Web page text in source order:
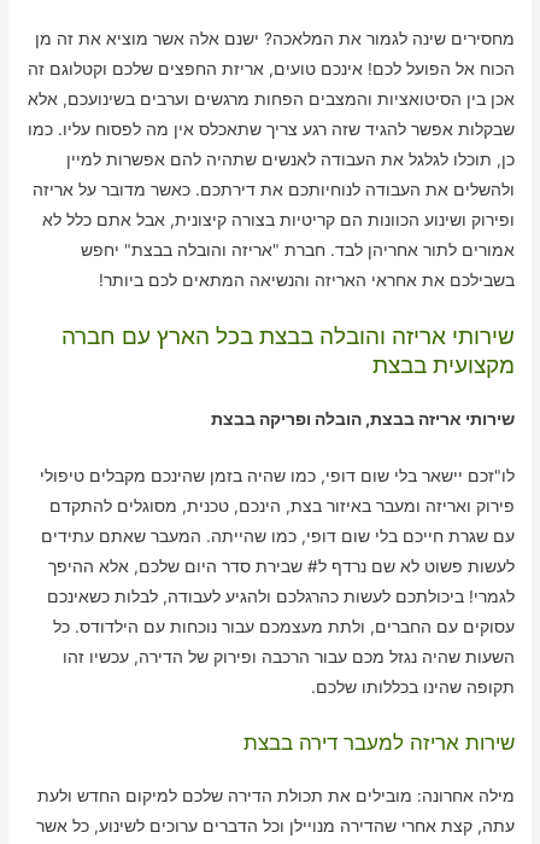
מחסירים שינה לגמור את המלאכה? ישנם אלה אשר מוציא את זה מן
הכוח אל הפועל לכם! אינכם טועים, אריזת החפצים שלכם וקטלוגם זה
אכן בין הסיטואציות והמצבים הפחות מרגשים וערבים בשינועכם, אלא
שבקלות אפשר להגיד שזה רגע צריך שתאכלס אין מה לפסוח עליו. כמו
כן, תוכלו לגלגל את העבודה לאנשים שתהיה להם אפשרות למיין
ולהשלים את העבודה לנוחיותכם את דירתכם. כאשר מדובר על אריזה
ופירוק ושינוע הכוונות הם קריטיות בצורה קיצונית, אבל אתם כלל לא
אמורים לתור אחריהן לבד. חברת "אריזה והובלה בבצת" יחפש
בשבילכם את אחראי האריזה והנשיאה המתאים לכם ביותר!
שירותי אריזה והובלה בבצת בכל הארץ עם חברה
מקצועית בבצת
שירותי אריזה בבצת, הובלה ופריקה בבצת
לו"זכם יישאר בלי שום דופי, כמו שהיה בזמן שהינכם מקבלים טיפולי
פירוק ואריזה ומעבר באיזור בצת, הינכם, טכנית, מסוגלים להתקדם
עם שגרת חייכם בלי שום דופי, כמו שהייתה. המעבר שאתם עתידים
לעשות פשוט לא שם נרדף ל# שבירת סדר היום שלכם, אלא ההיפך
לגמרי! ביכולתכם לעשות כהרגלכם ולהגיע לעבודה, לבלות כשאינכם
עסוקים עם החברים, ולתת מעצמכם עבור נוכחות עם הילדודס. כל
השעות שהיה נגזל מכם עבור הרכבה ופירוק של הדירה, עכשיו זהו
תקופה שהינו בכללותו שלכם.
שירות אריזה למעבר דירה בבצת
מילה אחרונה: מובילים את תכולת הדירה שלכם למיקום החדש ולעת
עתה, קצת אחרי שהדירה מנויילן וכל הדברים ערוכים לשינוע, כל אשר